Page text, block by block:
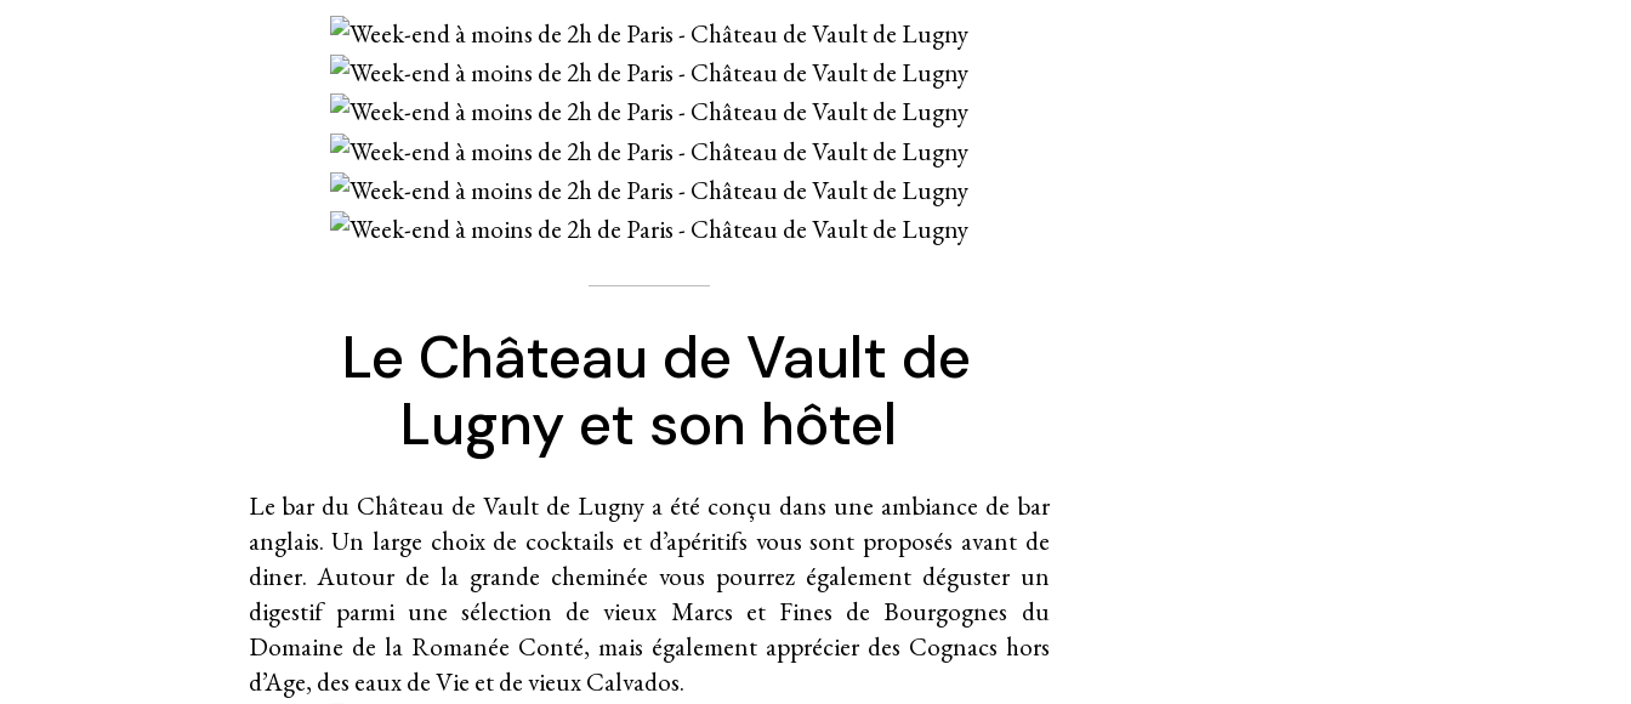
Le Château de Vault de
Lugny et son hôtel
Le bar du Château de Vault de Lugny a été conçu dans une ambiance de bar
anglais. Un large choix de cocktails et d’apéritifs vous sont proposés avant de
diner. Autour de la grande cheminée vous pourrez également déguster un
digestif parmi une sélection de vieux Marcs et Fines de Bourgognes du
Domaine de la Romanée Conté, mais également apprécier des Cognacs hors
d’Age, des eaux de Vie et de vieux Calvados.